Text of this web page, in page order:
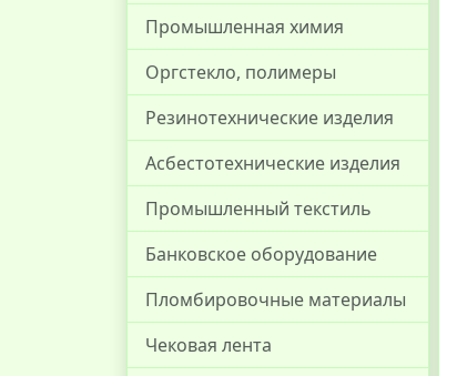
Промышленная химия
Оргстекло, полимеры
Резинотехнические изделия
Асбестотехнические изделия
Промышленный текстиль
Банковское оборудование
Пломбировочные материалы
Чековая лента